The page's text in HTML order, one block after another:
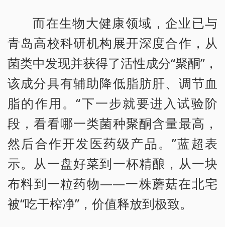
而在生物大健康领域，企业已与
青岛高校科研机构展开深度合作，从
菌类中发现并获得了活性成分“聚酮”，
该成分具有辅助降低脂肪肝、调节血
脂的作用。“下一步就要进入试验阶
段，看看哪一类菌种聚酮含量最高，
然后合作开发医药级产品。”蓝超表
示。从一盘好菜到一杯精酿，从一块
布料到一粒药物——一株蘑菇在北宅
被“吃干榨净”，价值释放到极致。